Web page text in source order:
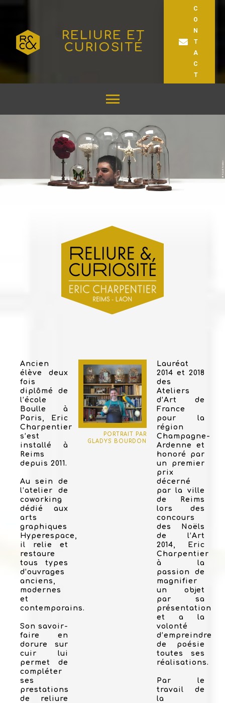
RELIURE ET
CURIOSITÉ
C
O
N
T
A
C
T
Ancien
élève deux
fois
diplômé de
l’école
Boulle à
Paris, Eric
Charpentier
s’est
installé à
Reims
depuis 2011.
Au sein de
l’atelier de
coworking
dédié aux
arts
graphiques
Hyperespace,
il relie et
restaure
tous types
d’ouvrages
anciens,
modernes
et
contemporains.
Son savoir-
faire en
dorure sur
cuir lui
permet de
compléter
ses
prestations
de reliure
PORTRAIT PAR
GLADYS BOURDON
Lauréat
2014 et 2018
des
Ateliers
d’Art de
France
pour la
région
Champagne-
Ardenne et
honoré par
un premier
prix
décerné
par la ville
de Reims
lors des
concours
des Noëls
de l’Art
2014, Eric
Charpentier
à la
passion de
magnifier
un objet
par sa
présentation
et a la
volonté
d’empreindre
de poésie
toutes ses
réalisations.
Par le
travail de
la